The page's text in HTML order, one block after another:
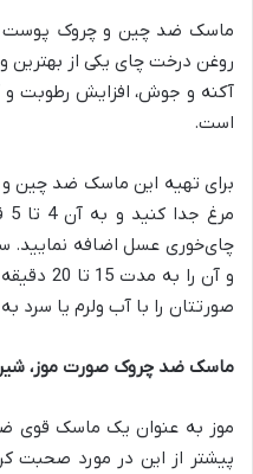
ماسک ضد چین و چروک پوست
روغن درخت چای یکی از بهترین
آکنه و جوش، افزایش رطوبت و
است.
برای تهیه این ماسک ضد چین
چای‌خوری عسل اضافه نمایید.
و آن را
صورتتان را با آب ولرم یا سرد
ماسک ضد چروک صورت موز،
موز به عنوان یک ماسک
پیشتر از این در مورد صحبت